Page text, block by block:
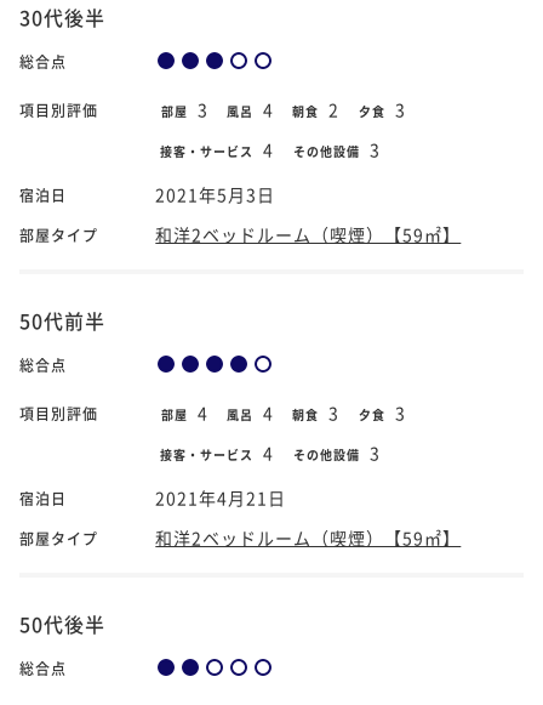
30代後半
総合点
項目別評価 部屋 3 風呂 4 朝食 2 夕食 3
接客・サービス 4 その他設備 3
宿泊日 2021年5月3日
部屋タイプ 和洋2ベッドルーム（喫煙）【59㎡】
50代前半
総合点
項目別評価 部屋 4 風呂 4 朝食 3 夕食 3
接客・サービス 4 その他設備 3
宿泊日 2021年4月21日
部屋タイプ 和洋2ベッドルーム（喫煙）【59㎡】
50代後半
総合点